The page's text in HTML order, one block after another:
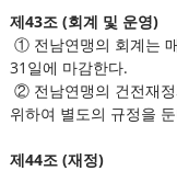
제43조 (회계 및 운영)
① 전남연맹의 회계는
31일에 마감한다.
② 전남연맹의 건전재
위하여 별도의 규정을
제44조 (재정)